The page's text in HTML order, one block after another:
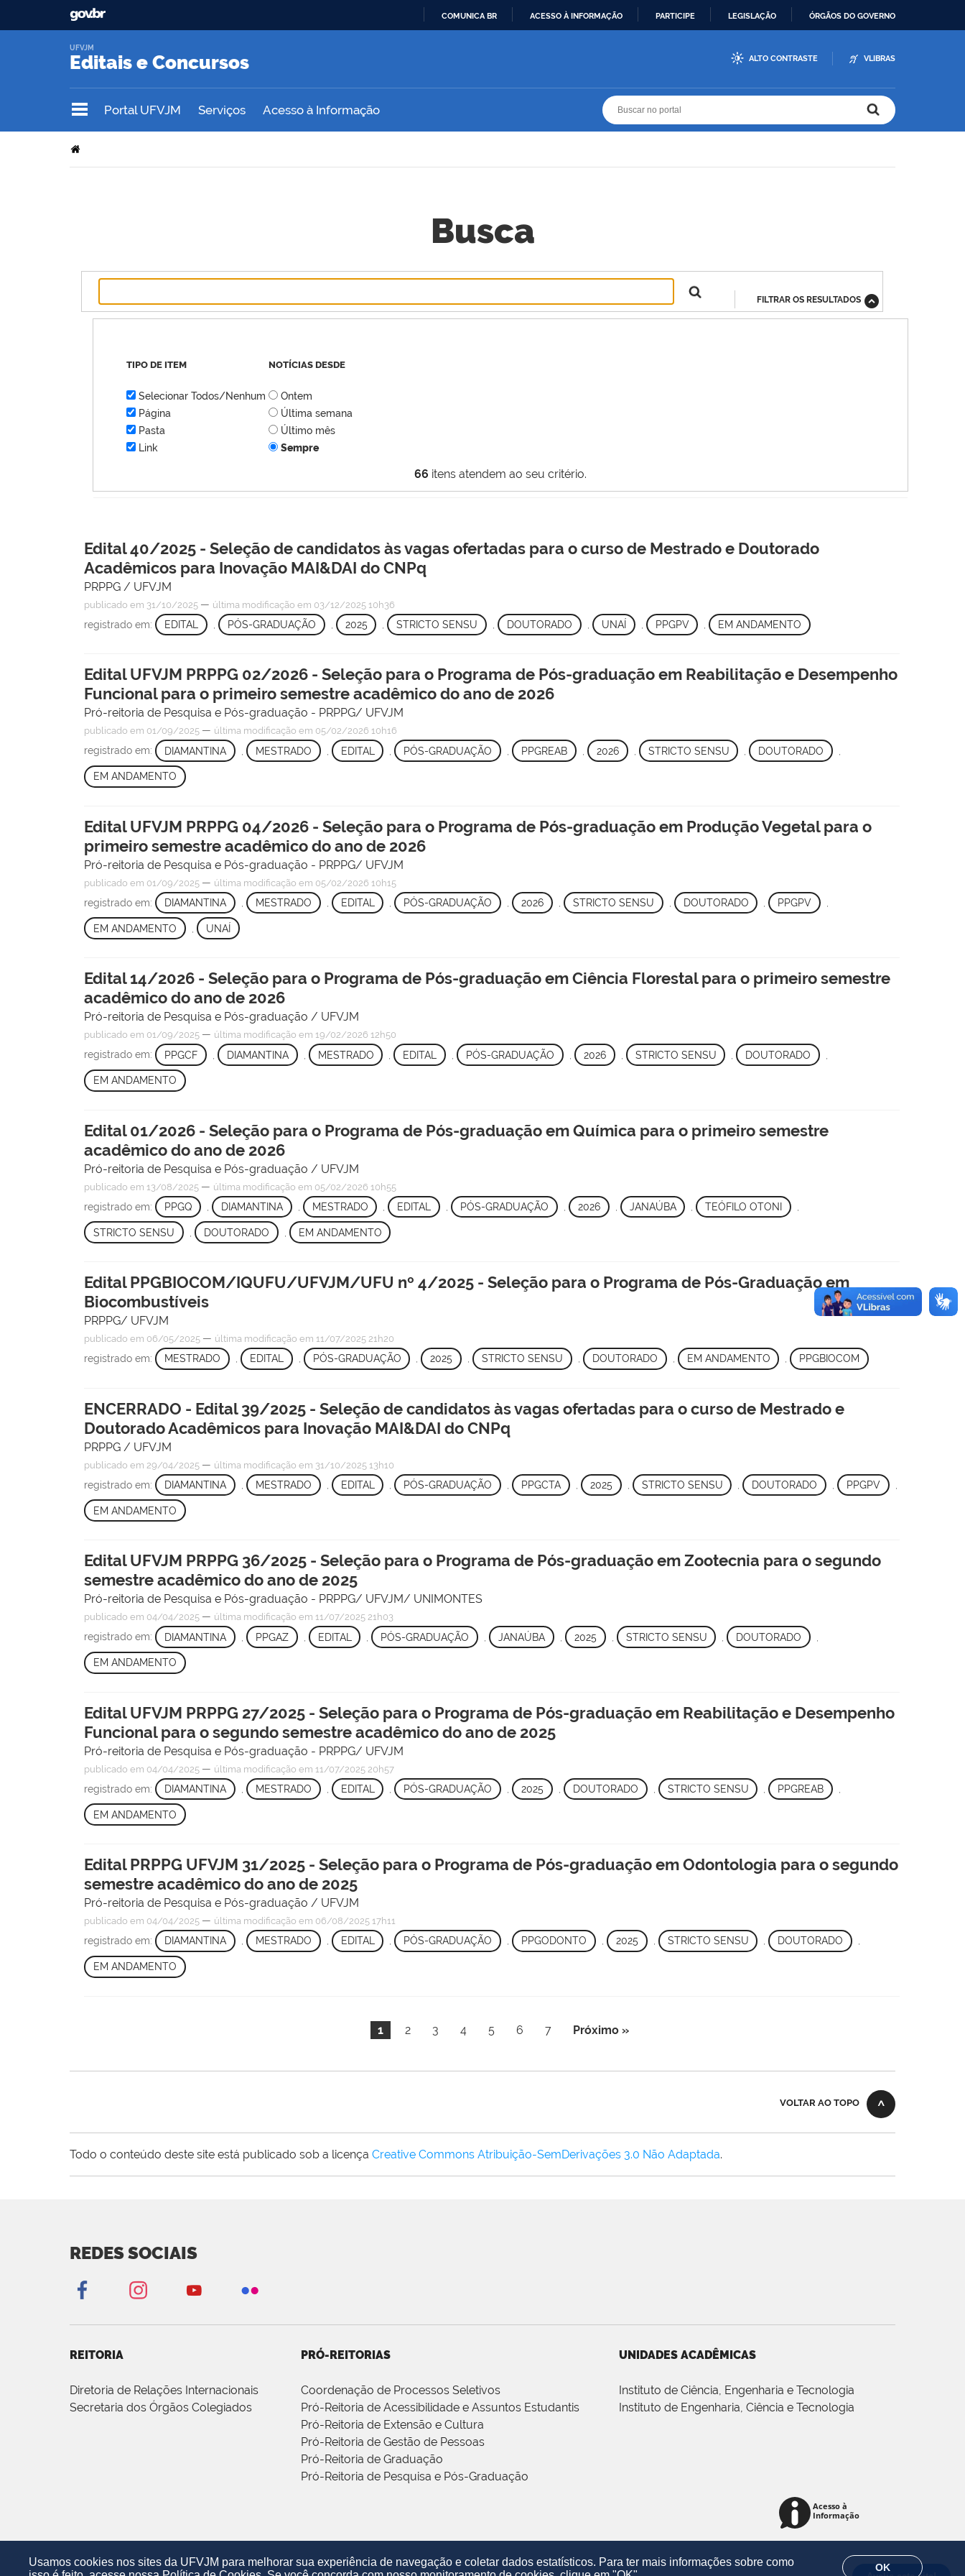
Usamos cookies nos sites da UFVJM para melhorar sua experiência de navegação e coletar dados estatísticos. Para ter mais informações sobre como
OK
COMUNICA BR ACESSO À INFORMAÇÃO PARTICIPE LEGISLAÇÃO ÓRGÃOS DO GOVERNO
Editais e Concursos
UFVJM
ALTO CONTRASTE VLIBRAS
Portal UFVJM Serviços Acesso à Informação
Busca
66 itens atendem ao seu critério.
FILTRAR OS RESULTADOS
TIPO DE ITEM
Selecionar Todos/Nenhum
Página
Pasta
Link
NOTÍCIAS DESDE
Ontem
Última semana
Último mês
Sempre
Edital 40/2025 - Seleção de candidatos às vagas ofertadas para o curso de Mestrado e Doutorado
Acadêmicos para Inovação MAI&DAI do CNPq
PRPPG / UFVJM
publicado em 31/10/2025 — última modificação em 03/12/2025 10h36
registrado em: EDITAL PÓS-GRADUAÇÃO 2025 , STRICTO SENSU , DOUTORADO UNAÍ PPGPV , EM ANDAMENTO
Edital UFVJM PRPPG 02/2026 - Seleção para o Programa de Pós-graduação em Reabilitação e Desempenho
Funcional para o primeiro semestre acadêmico do ano de 2026
Pró-reitoria de Pesquisa e Pós-graduação - PRPPG/ UFVJM
publicado em 01/09/2025 — última modificação em 05/02/2026 10h16
registrado em: DIAMANTINA MESTRADO EDITAL , PÓS-GRADUAÇÃO , PPGREAB 2026 STRICTO SENSU , DOUTORADO
EM ANDAMENTO
Edital UFVJM PRPPG 04/2026 - Seleção para o Programa de Pós-graduação em Produção Vegetal para o
primeiro semestre acadêmico do ano de 2026
Pró-reitoria de Pesquisa e Pós-graduação - PRPPG/ UFVJM
publicado em 01/09/2025 — última modificação em 05/02/2026 10h15
registrado em: DIAMANTINA MESTRADO EDITAL , PÓS-GRADUAÇÃO , 2026 STRICTO SENSU DOUTORADO , PPGPV
EM ANDAMENTO UNAÍ
Edital 14/2026 - Seleção para o Programa de Pós-graduação em Ciência Florestal para o primeiro semestre
acadêmico do ano de 2026
Pró-reitoria de Pesquisa e Pós-graduação / UFVJM
publicado em 01/09/2025 — última modificação em 19/02/2026 12h50
registrado em: PPGCF DIAMANTINA MESTRADO , EDITAL , PÓS-GRADUAÇÃO 2026 STRICTO SENSU , DOUTORADO
EM ANDAMENTO
Edital 01/2026 - Seleção para o Programa de Pós-graduação em Química para o primeiro semestre
acadêmico do ano de 2026
Pró-reitoria de Pesquisa e Pós-graduação / UFVJM
publicado em 13/08/2025 — última modificação em 05/02/2026 10h55
registrado em: PPGQ DIAMANTINA MESTRADO , EDITAL , PÓS-GRADUAÇÃO 2026 JANAÚBA , TEÓFILO OTONI
STRICTO SENSU DOUTORADO EM ANDAMENTO
Edital PPGBIOCOM/IQUFU/UFVJM/UFU nº 4/2025 - Seleção para o Programa de Pós-Graduação em
Biocombustíveis
PRPPG/ UFVJM
publicado em 06/05/2025 — última modificação em 11/07/2025 21h20
registrado em: MESTRADO , EDITAL , PÓS-GRADUAÇÃO , 2025 , STRICTO SENSU , DOUTORADO , EM ANDAMENTO , PPGBIOCOM
ENCERRADO - Edital 39/2025 - Seleção de candidatos às vagas ofertadas para o curso de Mestrado e
Doutorado Acadêmicos para Inovação MAI&DAI do CNPq
PRPPG / UFVJM
publicado em 29/04/2025 — última modificação em 31/10/2025 13h10
registrado em: DIAMANTINA MESTRADO EDITAL , PÓS-GRADUAÇÃO , PPGCTA 2025 STRICTO SENSU , DOUTORADO , PPGPV
EM ANDAMENTO
Edital UFVJM PRPPG 36/2025 - Seleção para o Programa de Pós-graduação em Zootecnia para o segundo
semestre acadêmico do ano de 2025
Pró-reitoria de Pesquisa e Pós-graduação - PRPPG/ UFVJM/ UNIMONTES
publicado em 04/04/2025 — última modificação em 11/07/2025 21h03
registrado em: DIAMANTINA PPGAZ EDITAL , PÓS-GRADUAÇÃO , JANAÚBA 2025 STRICTO SENSU , DOUTORADO
EM ANDAMENTO
Edital UFVJM PRPPG 27/2025 - Seleção para o Programa de Pós-graduação em Reabilitação e Desempenho
Funcional para o segundo semestre acadêmico do ano de 2025
Pró-reitoria de Pesquisa e Pós-graduação - PRPPG/ UFVJM
publicado em 04/04/2025 — última modificação em 11/07/2025 20h57
registrado em: DIAMANTINA MESTRADO EDITAL , PÓS-GRADUAÇÃO , 2025 DOUTORADO STRICTO SENSU , PPGREAB
EM ANDAMENTO
Edital PRPPG UFVJM 31/2025 - Seleção para o Programa de Pós-graduação em Odontologia para o segundo
semestre acadêmico do ano de 2025
Pró-reitoria de Pesquisa e Pós-graduação / UFVJM
publicado em 04/04/2025 — última modificação em 06/08/2025 17h11
registrado em: DIAMANTINA , MESTRADO , EDITAL , PÓS-GRADUAÇÃO , PPGODONTO , 2025 , STRICTO SENSU , DOUTORADO ,
EM ANDAMENTO
1 2 3 4 5 6 7 Próximo »
VOLTAR AO TOPO
Todo o conteúdo deste site está publicado sob a licença Creative Commons Atribuição-SemDerivações 3.0 Não Adaptada.
REDES SOCIAIS
REITORIA
Diretoria de Relações Internacionais
Secretaria dos Órgãos Colegiados
PRÓ-REITORIAS
Coordenação de Processos Seletivos
Pró-Reitoria de Acessibilidade e Assuntos Estudantis
Pró-Reitoria de Extensão e Cultura
Pró-Reitoria de Gestão de Pessoas
Pró-Reitoria de Graduação
Pró-Reitoria de Pesquisa e Pós-Graduação
UNIDADES ACADÊMICAS
Instituto de Ciência, Engenharia e Tecnologia
Instituto de Engenharia, Ciência e Tecnologia